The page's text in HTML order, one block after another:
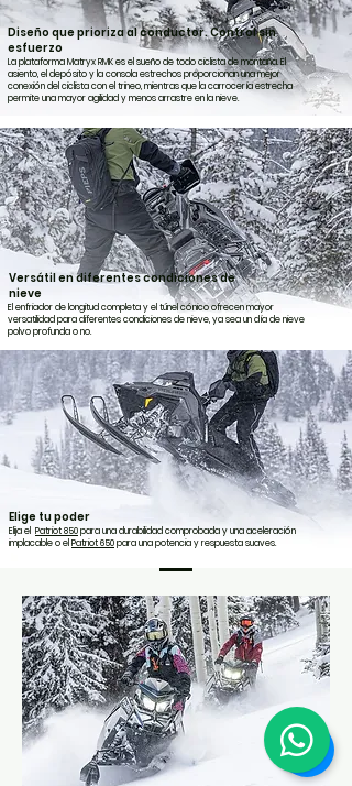
Diseño que prioriza al conductor. Control sin
esfuerzo
La plataforma Matryx RMK es el sueño de todo ciclista de montaña. El
asiento, el depósito y la consola estrechos proporcionan una mejor
conexión del ciclista con el trineo, mientras que la carrocería estrecha
permite una mayor agilidad y menos arrastre en la nieve.
Versátil en diferentes condiciones de
nieve
El enfriador de longitud completa y el túnel cónico ofrecen mayor
versatilidad para diferentes condiciones de nieve, ya sea un día de nieve
polvo profunda o no.
Elige tu poder
Elija el Patriot 850para una durabilidad comprobada y una aceleración
implacable o el Patriot 650para una potencia y respuesta suaves.